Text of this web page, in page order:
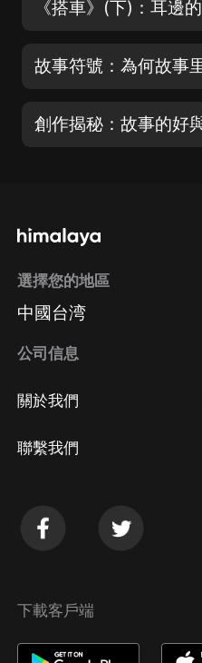
選擇您的地區
中國台湾
公司信息
關於我們
聯繫我們
下載客戶端